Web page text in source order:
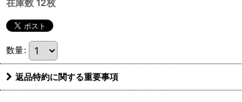
在庫数 12枚
数量:
返品特約に関する重要事項